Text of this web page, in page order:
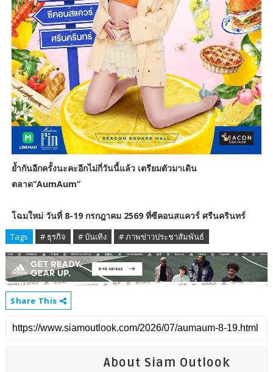
ย้ำกันอีกครั้งนะคะอีกไม่กี่วันนี้แล้ว เตรียมตัวมาเดิน
ตลาด“AumAum”
โฉมใหม่ วันที่ 8-19 กรกฎาคม 2569 ที่ซีคอนสแควร์ ศรีนครินทร์
Tags # ธุรกิจ # บันเทิง # ภาพข่าวประชาสัมพันธ์
Share This
About Siam Outlook